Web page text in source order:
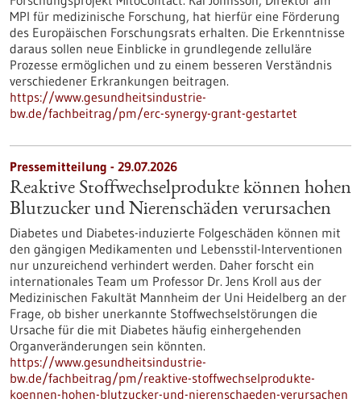
MPI für medizinische Forschung, hat hierfür eine Förderung
des Europäischen Forschungsrats erhalten. Die Erkenntnisse
daraus sollen neue Einblicke in grundlegende zelluläre
Prozesse ermöglichen und zu einem besseren Verständnis
verschiedener Erkrankungen beitragen.
https://www.gesundheitsindustrie-
bw.de/fachbeitrag/pm/erc-synergy-grant-gestartet
Pressemitteilung - 29.07.2026
Reaktive Stoffwechselprodukte können hohen
Blutzucker und Nierenschäden verursachen
Diabetes und Diabetes-induzierte Folgeschäden können mit
den gängigen Medikamenten und Lebensstil-Interventionen
nur unzureichend verhindert werden. Daher forscht ein
internationales Team um Professor Dr. Jens Kroll aus der
Medizinischen Fakultät Mannheim der Uni Heidelberg an der
Frage, ob bisher unerkannte Stoffwechselstörungen die
Ursache für die mit Diabetes häufig einhergehenden
Organveränderungen sein könnten.
https://www.gesundheitsindustrie-
bw.de/fachbeitrag/pm/reaktive-stoffwechselprodukte-
koennen-hohen-blutzucker-und-nierenschaeden-verursachen